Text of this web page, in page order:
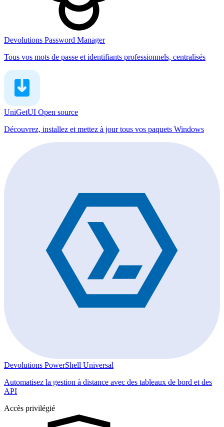
Devolutions Password Manager
Tous vos mots de passe et identifiants professionnels, centralisés
UniGetUI Open source
Découvrez, installez et mettez à jour tous vos paquets Windows
Devolutions PowerShell Universal
Automatisez la gestion à distance avec des tableaux de bord et des
API
Accès privilégié